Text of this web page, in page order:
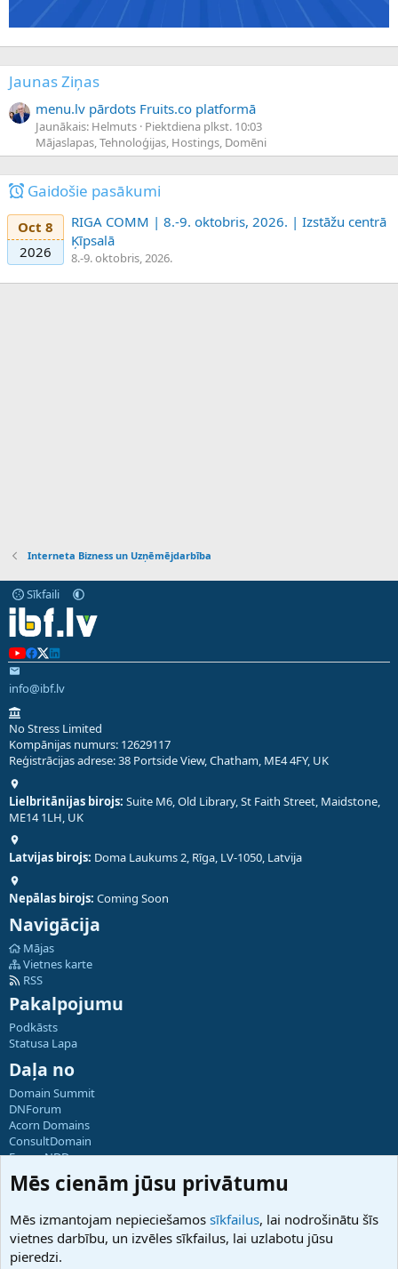
Jaunas Ziņas
menu.lv pārdots Fruits.co platformā
Jaunākais: Helmuts Piektdiena plkst. 10:03
Mājaslapas, Tehnoloģijas, Hostings, Domēni
Gaidošie pasākumi
Oct 8
2026
RIGA COMM | 8.-9. oktobris, 2026. | Izstāžu centrā
Ķīpsalā
8.-9. oktobris, 2026.
Interneta Bizness un Uzņēmējdarbība
Sīkfaili
info@ibf.lv
No Stress Limited
Kompānijas numurs: 12629117
Reģistrācijas adrese: 38 Portside View, Chatham, ME4 4FY, UK
Lielbritānijas birojs: Suite M6, Old Library, St Faith Street, Maidstone,
ME14 1LH, UK
Latvijas birojs: Doma Laukums 2, Rīga, LV-1050, Latvija
Nepālas birojs: Coming Soon
Navigācija
Mājas
Vietnes karte
RSS
Pakalpojumu
Podkāsts
Statusa Lapa
Daļa no
Domain Summit
DNForum
Acorn Domains
ConsultDomain
ForumNDD
Domainforum.ro
27.be
Hostmaria
Atbalsts
Mēs cienām jūsu privātumu
Mēs izmantojam nepieciešamos sīkfailus, lai nodrošinātu šīs
vietnes darbību, un izvēles sīkfailus, lai uzlabotu jūsu
pieredzi.